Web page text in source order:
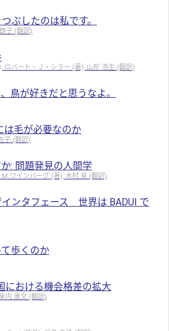
ぶしたのは私です。
子 (翻訳)
ロバート・Ｊ・シラー (著), 山形 浩生 (翻訳)
鳥が好きだと思うなよ。
は毛が必要なのか
子 (翻訳)
: 問題発見の人間学
ワインバーグ (著), 木村 泉 (翻訳)
ンタフェース 世界は BADUI で
歩くのか
における機会格差の拡大
内 康文 (翻訳)